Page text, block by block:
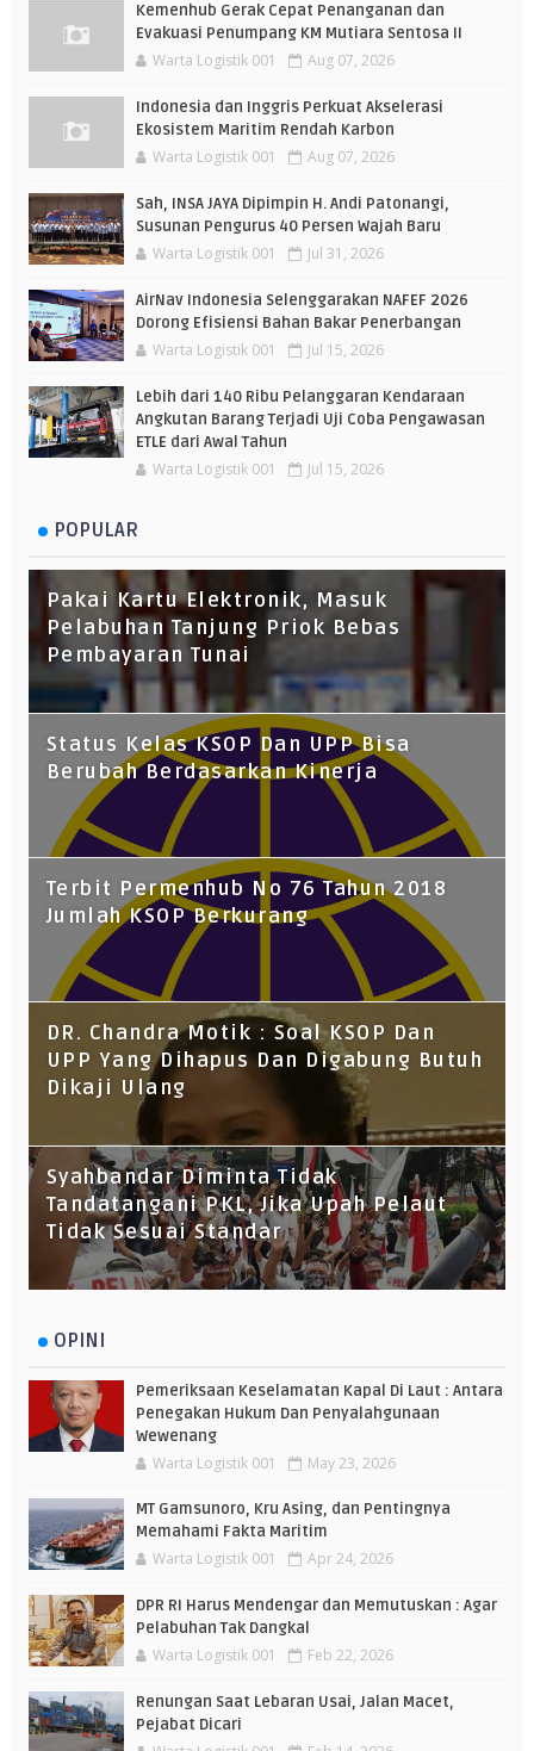
Kemenhub Gerak Cepat Penanganan dan
Evakuasi Penumpang KM Mutiara Sentosa II
Warta Logistik 001 Aug 07, 2026
Indonesia dan Inggris Perkuat Akselerasi
Ekosistem Maritim Rendah Karbon
Warta Logistik 001 Aug 07, 2026
Sah, INSA JAYA Dipimpin H. Andi Patonangi,
Susunan Pengurus 40 Persen Wajah Baru
Warta Logistik 001 Jul 31, 2026
AirNav Indonesia Selenggarakan NAFEF 2026
Dorong Efisiensi Bahan Bakar Penerbangan
Warta Logistik 001 Jul 15, 2026
Lebih dari 140 Ribu Pelanggaran Kendaraan
Angkutan Barang Terjadi Uji Coba Pengawasan
ETLE dari Awal Tahun
Warta Logistik 001 Jul 15, 2026
POPULAR
Pakai Kartu Elektronik, Masuk
Pelabuhan Tanjung Priok Bebas
Pembayaran Tunai
Status Kelas KSOP Dan UPP Bisa
Berubah Berdasarkan Kinerja
Terbit Permenhub No 76 Tahun 2018
Jumlah KSOP Berkurang
DR. Chandra Motik : Soal KSOP Dan
UPP Yang Dihapus Dan Digabung Butuh
Dikaji Ulang
Syahbandar Diminta Tidak
Tandatangani PKL, Jika Upah Pelaut
Tidak Sesuai Standar
OPINI
Pemeriksaan Keselamatan Kapal Di Laut : Antara
Penegakan Hukum Dan Penyalahgunaan
Wewenang
Warta Logistik 001 May 23, 2026
MT Gamsunoro, Kru Asing, dan Pentingnya
Memahami Fakta Maritim
Warta Logistik 001 Apr 24, 2026
DPR RI Harus Mendengar dan Memutuskan : Agar
Pelabuhan Tak Dangkal
Warta Logistik 001 Feb 22, 2026
Renungan Saat Lebaran Usai, Jalan Macet,
Pejabat Dicari